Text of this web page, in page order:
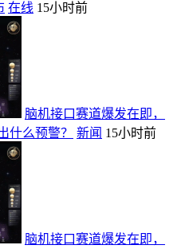
在线 15小时前
脑机接口赛道爆发在即，
什么预警？
新闻 15小时前
脑机接口赛道爆发在即，